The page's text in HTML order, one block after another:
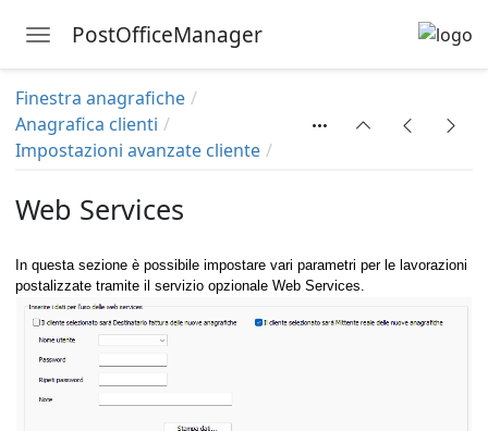
Toggle navigation
PostOfficeManager
Finestra anagrafiche
Anagrafica clienti
Impostazioni avanzate cliente
Web Services
In questa sezione è possibile impostare vari parametri per le lavorazioni
postalizzate tramite il servizio opzionale Web Services.